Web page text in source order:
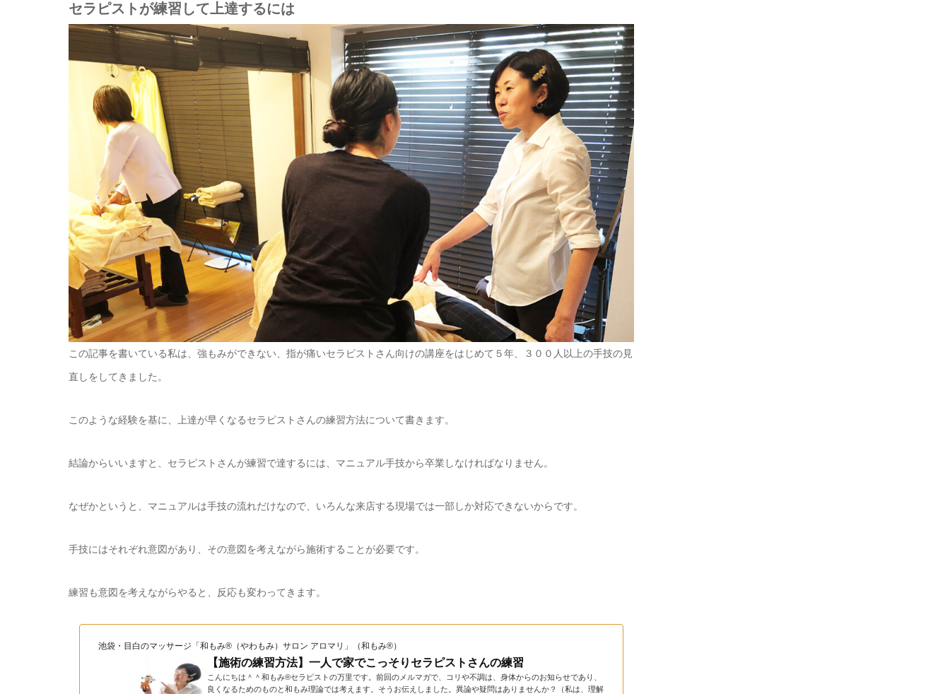
セラピストが練習して上達するには
この記事を書いている私は、強もみができない、指が痛いセラピストさん向けの講座をはじめて５年、３００人以上の手技の見
直しをしてきました。
このような経験を基に、上達が早くなるセラピストさんの練習方法について書きます。
結論からいいますと、セラピストさんが練習で達するには、マニュアル手技から卒業しなければなりません。
なぜかというと、マニュアルは手技の流れだけなので、いろんな来店する現場では一部しか対応できないからです。
手技にはそれぞれ意図があり、その意図を考えながら施術することが必要です。
練習も意図を考えながらやると、反応も変わってきます。
池袋・目白のマッサージ「和もみ®（やわもみ）サロン アロマリ」（和もみ®）
【施術の練習方法】一人で家でこっそりセラピストさんの練習
こんにちは＾＾和もみ®セラピストの万里です。前回のメルマガで、コリや不調は、身体からのお知らせであり、
良くなるためのものと和もみ理論では考えます。そうお伝えしました。異論や疑問はありませんか？（私は、理解